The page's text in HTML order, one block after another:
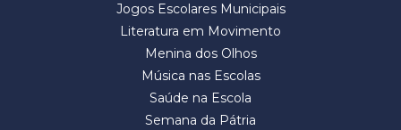
Jogos Escolares Municipais
Literatura em Movimento
Menina dos Olhos
Música nas Escolas
Saúde na Escola
Semana da Pátria